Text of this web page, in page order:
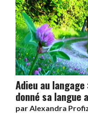
Adieu au
donné sa langue
par Alexandra